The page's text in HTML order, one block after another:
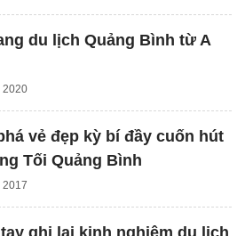
du lịch Quảng Bình từ A
2020
vẻ đẹp kỳ bí đầy cuốn hút
Tối Quảng Bình
2017
ghi lại kinh nghiệm du lịch